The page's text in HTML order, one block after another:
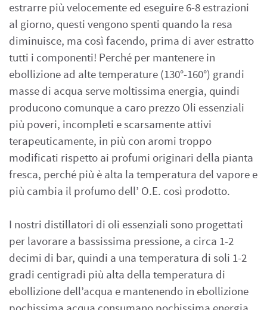
estrarre più velocemente ed eseguire 6-8 estrazioni
al giorno, questi vengono spenti quando la resa
diminuisce, ma così facendo, prima di aver estratto
tutti i componenti! Perché per mantenere in
ebollizione ad alte temperature (130°-160°) grandi
masse di acqua serve moltissima energia, quindi
producono comunque a caro prezzo Oli essenziali
più poveri, incompleti e scarsamente attivi
terapeuticamente, in più con aromi troppo
modificati rispetto ai profumi originari della pianta
fresca, perché più è alta la temperatura del vapore e
più cambia il profumo dell’ O.E. così prodotto.
I nostri distillatori di oli essenziali sono progettati
per lavorare a bassissima pressione, a circa 1-2
decimi di bar, quindi a una temperatura di soli 1-2
gradi centigradi più alta della temperatura di
ebollizione dell’acqua e mantenendo in ebollizione